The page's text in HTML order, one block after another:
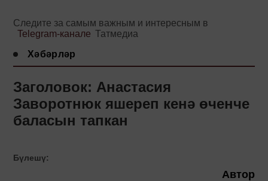
Следите за самым важным и интересным в
Telegram-канале Татмедиа
Хәбәрләр
Заголовок: Анастасия
Заворотнюк яшереп кенә өченче
баласын тапкан
Бүлешү:
Автор